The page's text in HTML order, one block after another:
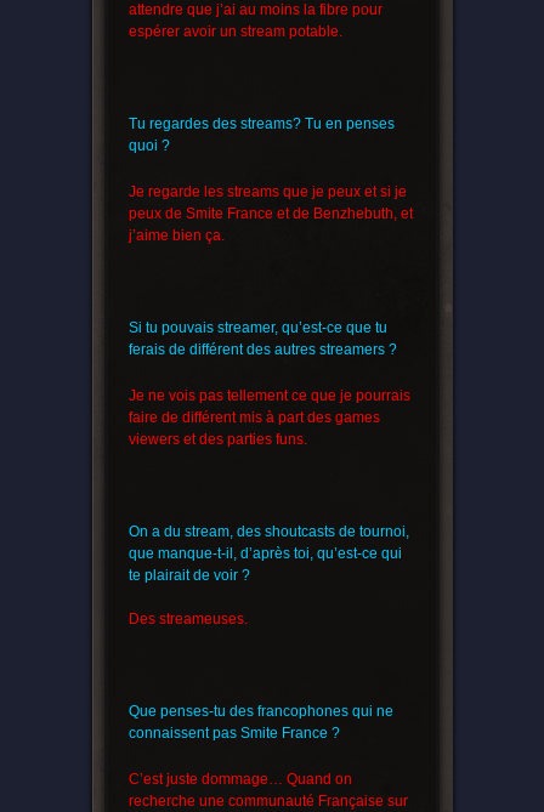
attendre que j’ai au moins la fibre pour
espérer avoir un stream potable.
Tu regardes des streams? Tu en penses
quoi ?
Je regarde les streams que je peux et si je
peux de Smite France et de Benzhebuth, et
j’aime bien ça.
Si tu pouvais streamer, qu’est-ce que tu
ferais de différent des autres streamers ?
Je ne vois pas tellement ce que je pourrais
faire de différent mis à part des games
viewers et des parties funs.
On a du stream, des shoutcasts de tournoi,
que manque-t-il, d’après toi, qu’est-ce qui
te plairait de voir ?
Des streameuses.
Que penses-tu des francophones qui ne
connaissent pas Smite France ?
C’est juste dommage… Quand on
recherche une communauté Française sur